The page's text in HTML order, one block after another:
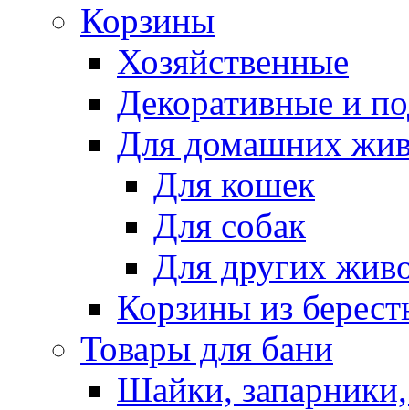
Корзины
Хозяйственные
Декоративные и
Для домашних
Для кошек
Для собак
Для других
Корзины из
Товары для бани
Шайки,